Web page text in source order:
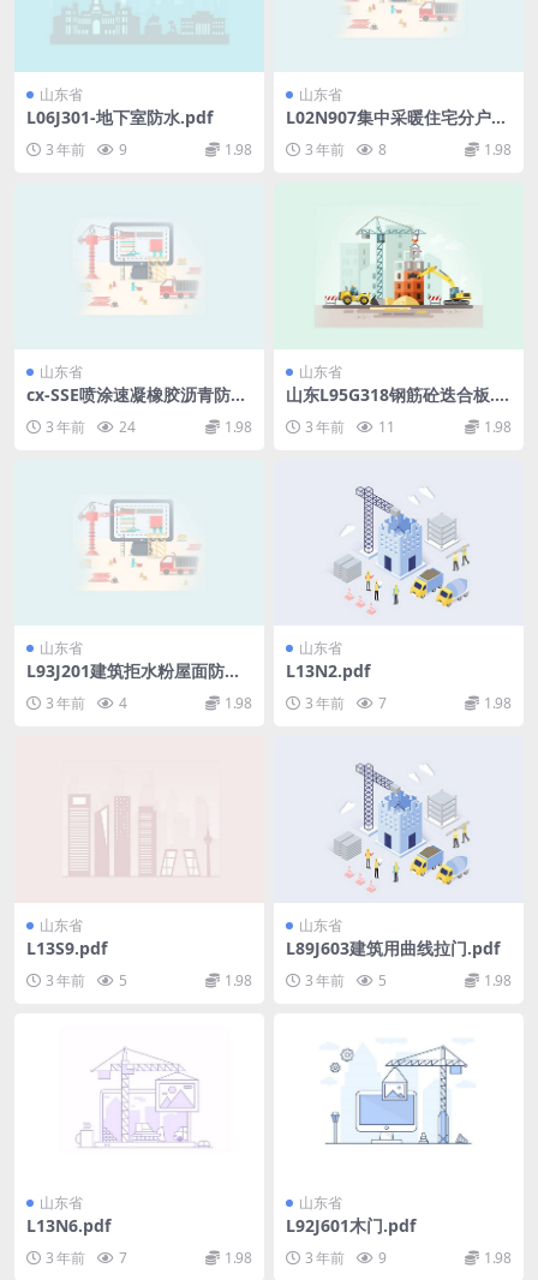
山东省
L06J301-地下室防水.pdf
3 年前 9 1.98
山东省
L02N907集中采暖住宅分户热
3 年前 8 1.98
山东省
cx-SSE喷涂速凝橡胶沥青防水
3 年前 24 1.98
山东省
山东L95G318钢筋砼迭合板.p
3 年前 11 1.98
山东省
L93J201建筑拒水粉屋面防水
3 年前 4 1.98
山东省
L13N2.pdf
3 年前 7 1.98
山东省
L13S9.pdf
3 年前 5 1.98
山东省
L89J603建筑用曲线拉门.pdf
3 年前 5 1.98
山东省
L13N6.pdf
3 年前 7 1.98
山东省
L92J601木门.pdf
3 年前 9 1.98